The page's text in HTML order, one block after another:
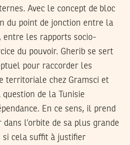
Avec le concept de bloc
du point de jonction entre la
entre les rapports socio-
du pouvoir. Gherib se sert
pour raccorder les
territoriale chez Gramsci et
de la Tunisie
En ce sens, il prend
l’orbite de sa plus grande
si cela suffit à justifier